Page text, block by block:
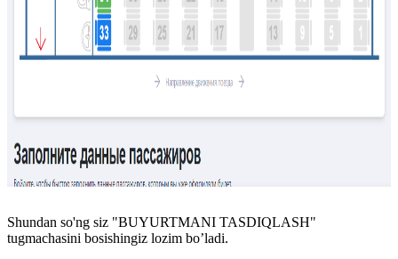
Shundan so'ng siz "BUYURTMANI TASDIQLASH"
tugmachasini bosishingiz lozim bo’ladi.